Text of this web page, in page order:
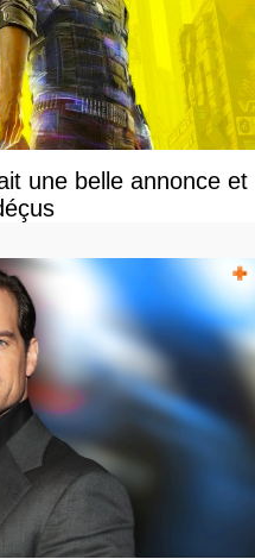
une belle annonce et